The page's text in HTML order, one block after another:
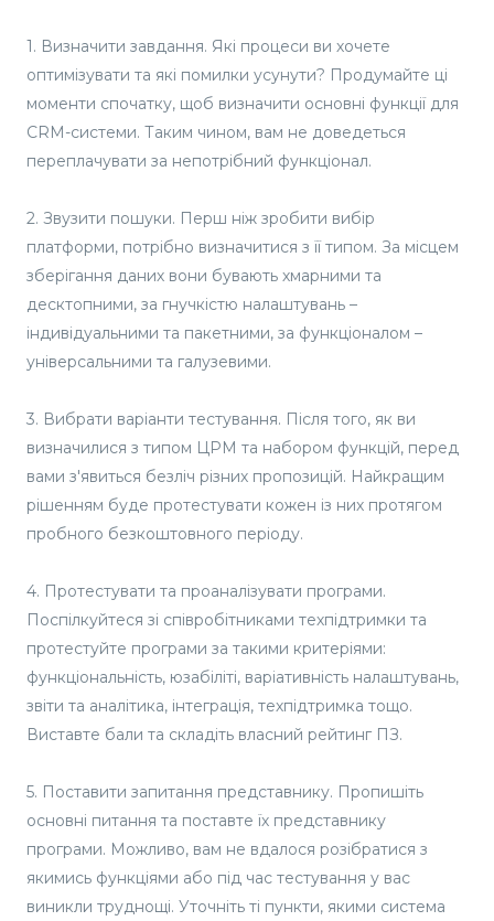
1. Визначити завдання. Які процеси ви хочете
оптимізувати та які помилки усунути? Продумайте ці
моменти спочатку, щоб визначити основні функції для
CRM-системи. Таким чином, вам не доведеться
переплачувати за непотрібний функціонал.
2. Звузити пошуки. Перш ніж зробити вибір
платформи, потрібно визначитися з її типом. За місцем
зберігання даних вони бувають хмарними та
десктопними, за гнучкістю налаштувань –
індивідуальними та пакетними, за функціоналом –
універсальними та галузевими.
3. Вибрати варіанти тестування. Після того, як ви
визначилися з типом ЦРМ та набором функцій, перед
вами з'явиться безліч різних пропозицій. Найкращим
рішенням буде протестувати кожен із них протягом
пробного безкоштовного періоду.
4. Протестувати та проаналізувати програми.
Поспілкуйтеся зі співробітниками техпідтримки та
протестуйте програми за такими критеріями:
функціональність, юзабіліті, варіативність налаштувань,
звіти та аналітика, інтеграція, техпідтримка тощо.
Виставте бали та складіть власний рейтинг ПЗ.
5. Поставити запитання представнику. Пропишіть
основні питання та поставте їх представнику
програми. Можливо, вам не вдалося розібратися з
якимись функціями або під час тестування у вас
виникли труднощі. Уточніть ті пункти, якими система